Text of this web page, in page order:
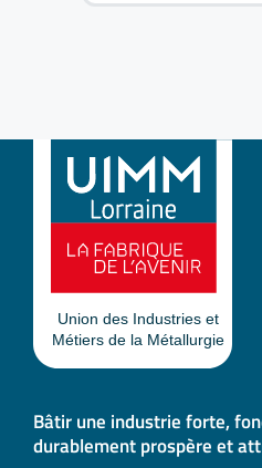
Bâtir une industrie forte,
durablement prospère et